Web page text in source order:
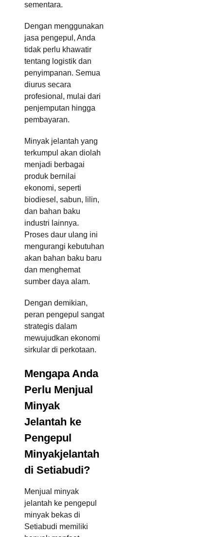
sementara.
Dengan menggunakan
jasa pengepul, Anda
tidak perlu khawatir
tentang logistik dan
penyimpanan. Semua
diurus secara
profesional, mulai dari
penjemputan hingga
pembayaran.
Minyak jelantah yang
terkumpul akan diolah
menjadi berbagai
produk bernilai
ekonomi, seperti
biodiesel, sabun, lilin,
dan bahan baku
industri lainnya.
Proses daur ulang ini
mengurangi kebutuhan
akan bahan baku baru
dan menghemat
sumber daya alam.
Dengan demikian,
peran pengepul sangat
strategis dalam
mewujudkan ekonomi
sirkular di perkotaan.
Mengapa Anda
Perlu Menjual
Minyak
Jelantah ke
Pengepul
Minyakjelantah
di Setiabudi?
Menjual minyak
jelantah ke pengepul
minyak bekas di
Setiabudi memiliki